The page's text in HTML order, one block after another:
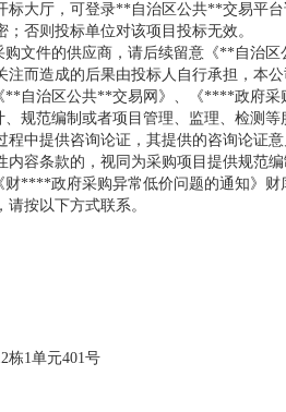
标大厅，可登录**自治区公共**交易平
；否则投标单位对该项目投标无效。
购文件的供应商，请后续留意《**自治
注而造成的后果由投标人自行承担，本
**自治区公共**交易网》、《****政府采
规范编制或者项目管理、监理、检测
程中提供咨询论证，其提供的咨询论证
内容条款的，视同为采购项目提供规范
财****政府采购异常低价问题的通知》财
按以下方式联系。
栋1单元401号